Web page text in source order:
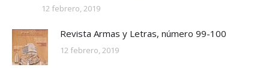
12 febrero, 2019
Revista Armas y Letras, número 99-100
12 febrero, 2019